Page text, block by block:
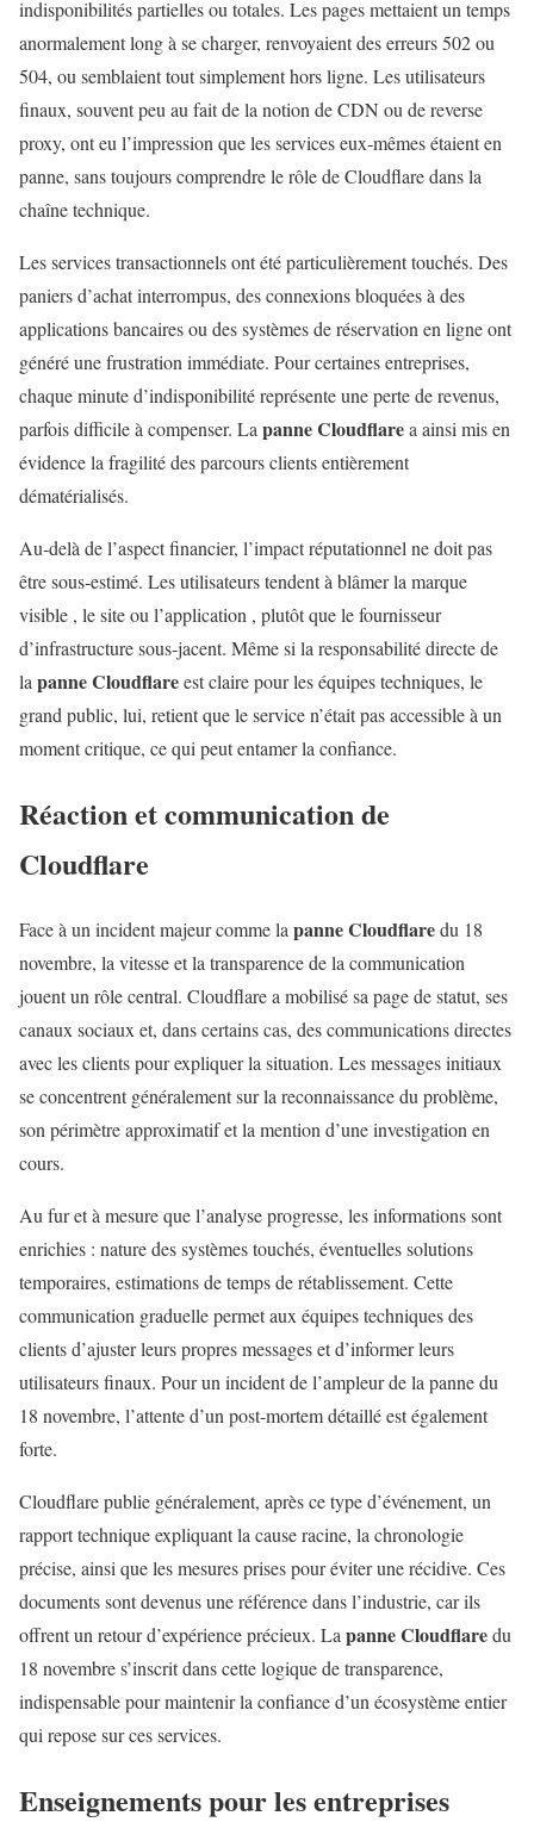
indisponibilités partielles ou totales. Les pages mettaient un temps
anormalement long à se charger, renvoyaient des erreurs 502 ou
504, ou semblaient tout simplement hors ligne. Les utilisateurs
finaux, souvent peu au fait de la notion de CDN ou de reverse
proxy, ont eu l’impression que les services eux‑mêmes étaient en
panne, sans toujours comprendre le rôle de Cloudflare dans la
chaîne technique.
Les services transactionnels ont été particulièrement touchés. Des
paniers d’achat interrompus, des connexions bloquées à des
applications bancaires ou des systèmes de réservation en ligne ont
généré une frustration immédiate. Pour certaines entreprises,
chaque minute d’indisponibilité représente une perte de revenus,
parfois difficile à compenser. La panne Cloudflarea ainsi mis en
évidence la fragilité des parcours clients entièrement
dématérialisés.
Au‑delà de l’aspect financier, l’impact réputationnel ne doit pas
être sous‑estimé. Les utilisateurs tendent à blâmer la marque
visible , le site ou l’application , plutôt que le fournisseur
d’infrastructure sous‑jacent. Même si la responsabilité directe de
la panne Cloudflareest claire pour les équipes techniques, le
grand public, lui, retient que le service n’était pas accessible à un
moment critique, ce qui peut entamer la confiance.
Réaction et communication de
Cloudflare
Face à un incident majeur comme la panne Cloudflaredu 18
novembre, la vitesse et la transparence de la communication
jouent un rôle central. Cloudflare a mobilisé sa page de statut, ses
canaux sociaux et, dans certains cas, des communications directes
avec les clients pour expliquer la situation. Les messages initiaux
se concentrent généralement sur la reconnaissance du problème,
son périmètre approximatif et la mention d’une investigation en
cours.
Au fur et à mesure que l’analyse progresse, les informations sont
enrichies : nature des systèmes touchés, éventuelles solutions
temporaires, estimations de temps de rétablissement. Cette
communication graduelle permet aux équipes techniques des
clients d’ajuster leurs propres messages et d’informer leurs
utilisateurs finaux. Pour un incident de l’ampleur de la panne du
18 novembre, l’attente d’un post‑mortem détaillé est également
forte.
Cloudflare publie généralement, après ce type d’événement, un
rapport technique expliquant la cause racine, la chronologie
précise, ainsi que les mesures prises pour éviter une récidive. Ces
documents sont devenus une référence dans l’industrie, car ils
offrent un retour d’expérience précieux. La panne Cloudflaredu
18 novembre s’inscrit dans cette logique de transparence,
indispensable pour maintenir la confiance d’un écosystème entier
qui repose sur ces services.
Enseignements pour les entreprises